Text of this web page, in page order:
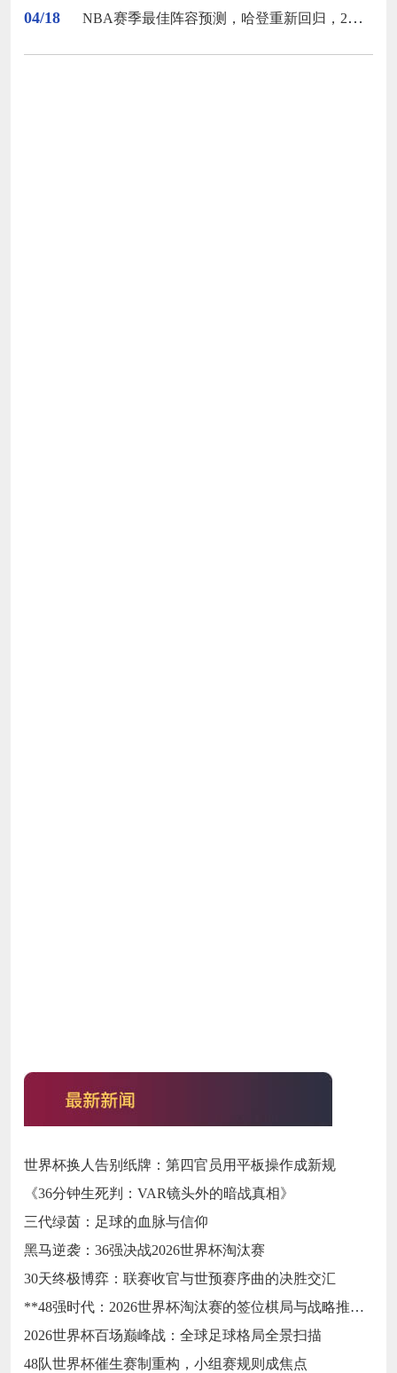
04/18 NBA赛季最佳阵容预测，哈登重新回归，2人全票一阵，詹库上榜
世界杯换人告别纸牌：第四官员用平板操作成新规
《36分钟生死判：VAR镜头外的暗战真相》
三代绿茵：足球的血脉与信仰
黑马逆袭：36强决战2026世界杯淘汰赛
30天终极博弈：联赛收官与世预赛序曲的决胜交汇
**48强时代：2026世界杯淘汰赛的签位棋局与战略推演**
2026世界杯百场巅峰战：全球足球格局全景扫描
48队世界杯催生赛制重构，小组赛规则成焦点